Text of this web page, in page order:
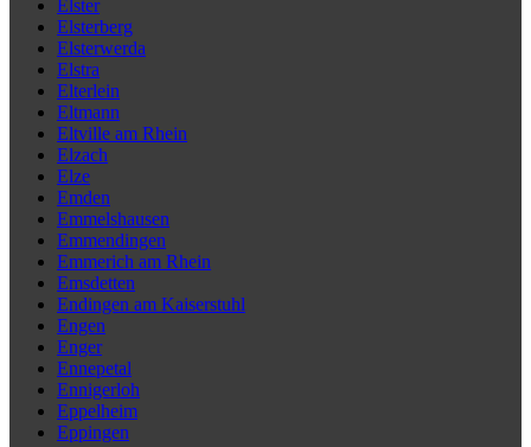
Elster
Elsterberg
Elsterwerda
Elstra
Elterlein
Eltmann
Eltville am Rhein
Elzach
Elze
Emden
Emmelshausen
Emmendingen
Emmerich am Rhein
Emsdetten
Endingen am Kaiserstuhl
Engen
Enger
Ennepetal
Ennigerloh
Eppelheim
Eppingen